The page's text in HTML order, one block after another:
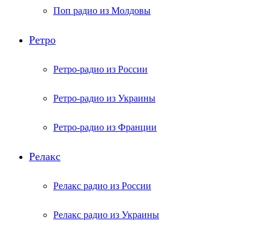
Поп радио из Молдовы
Ретро
Ретро-радио из России
Ретро-радио из Украины
Ретро-радио из Франции
Релакс
Релакс радио из России
Релакс радио из Украины